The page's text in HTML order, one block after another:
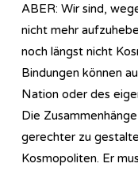
ABER: Wir sind,
nicht mehr
noch längst nicht
Bindungen können
Nation oder des
Die
gerechter zu
Kosmopoliten. Er